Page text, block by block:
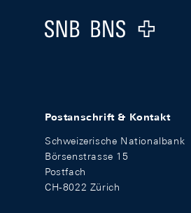
Logo
Postanschrift & Kontakt
Schweizerische Nationalbank
Börsenstrasse 15
Postfach
CH-8022 Zürich